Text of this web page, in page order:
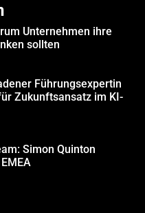
Unternehmen ihre
sollten
Führungsexpertin
Zukunftsansatz im KI-
Simon Quinton